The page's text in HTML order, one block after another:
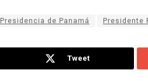
Presidencia de Panamá Presidente
Tweet